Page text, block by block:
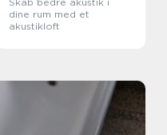
dine rum med et
akustikloft